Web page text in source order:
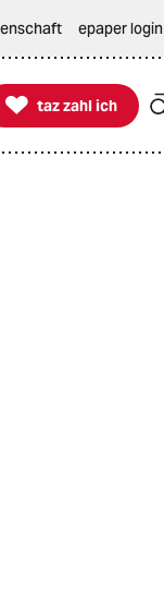
epaper login

taz zahl ich
taz zahl ich